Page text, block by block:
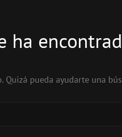
ha
Quizá pueda ayudarte una